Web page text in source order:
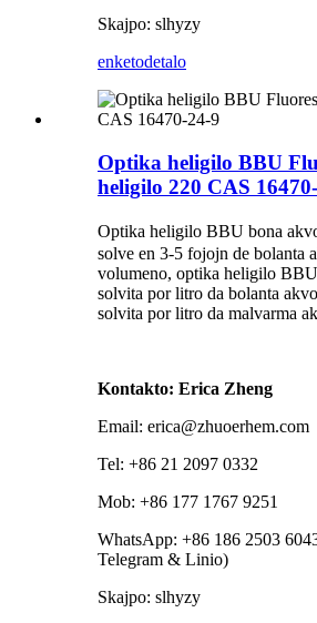
Skajpo: slhyzy
enketodetalo
Optika heligilo BBU
heligilo 220 CAS
Optika heligilo BBU bona
solve en 3-5 fojojn de bolanta
volumeno, optika heligilo
solvita por litro da bolanta
solvita por litro da malvarma
Kontakto: Erica Zheng
Email: erica@zhuoerhem.com
Tel: +86 21 2097 0332
Mob: +86 177 1767 9251
WhatsApp: +86 186 2503
Telegram & Linio)
Skajpo: slhyzy